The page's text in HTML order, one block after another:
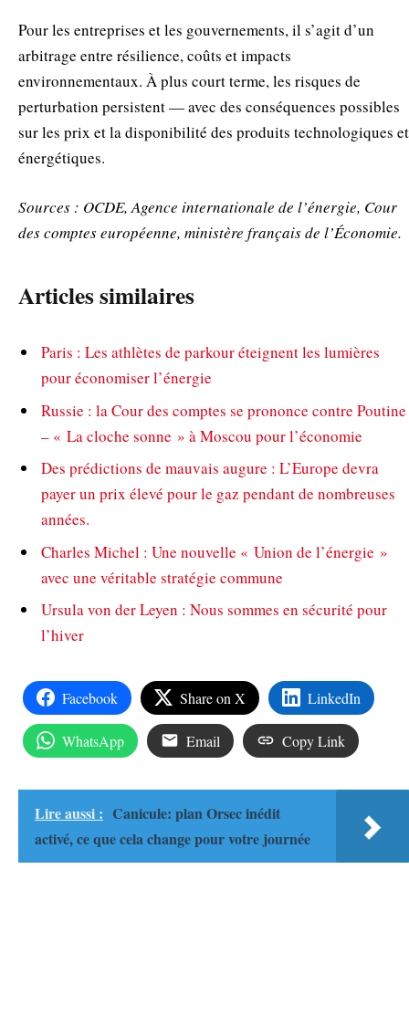
Pour les entreprises et les gouvernements, il s’agit d’un
arbitrage entre résilience, coûts et impacts
environnementaux. À plus court terme, les risques de
perturbation persistent — avec des conséquences possibles
sur les prix et la disponibilité des produits technologiques et
énergétiques.
Sources : OCDE, Agence internationale de l’énergie, Cour
des comptes européenne, ministère français de l’Économie.
Articles similaires
Paris : Les athlètes de parkour éteignent les lumières
pour économiser l’énergie
Russie : la Cour des comptes se prononce contre Poutine
– « La cloche sonne » à Moscou pour l’économie
Des prédictions de mauvais augure : L’Europe devra
payer un prix élevé pour le gaz pendant de nombreuses
années.
Charles Michel : Une nouvelle « Union de l’énergie »
avec une véritable stratégie commune
Ursula von der Leyen : Nous sommes en sécurité pour
l’hiver
Facebook Share on X LinkedIn
WhatsApp Email Copy Link
Lire aussi : Canicule: plan Orsec inédit
activé, ce que cela change pour votre journée